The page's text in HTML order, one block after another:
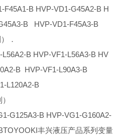
F45A1-B HVP-VD1-G45A2-B H
B HVP-VD1-F45A3-B
．
B HVP-VF1-L56A3-B HV
B HVP-VF1-L90A3-B
L120A2-B
G125A3-B HVP-VG1-G160A2-
丰兴液压产品系列变量